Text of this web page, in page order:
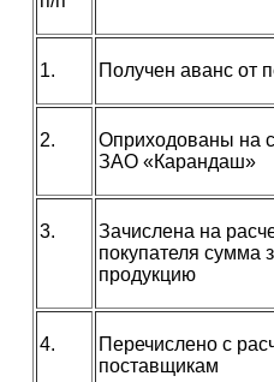
1. Получен аванс от
2.
Оприходованы на
ЗАО «Карандаш»
3.
Зачислена на
покупателя сумма
продукцию
4.
Перечислено с
поставщикам